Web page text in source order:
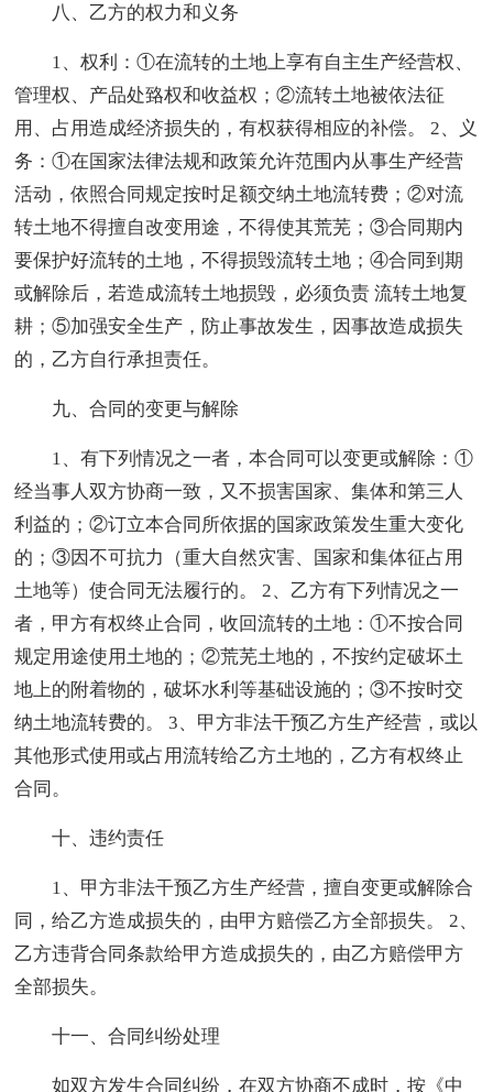
八、乙方的权力和义务
1、权利：①在流转的土地上享有自主生产经营权、
管理权、产品处臵权和收益权；②流转土地被依法征
用、占用造成经济损失的，有权获得相应的补偿。 2、义
务：①在国家法律法规和政策允许范围内从事生产经营
活动，依照合同规定按时足额交纳土地流转费；②对流
转土地不得擅自改变用途，不得使其荒芜；③合同期内
要保护好流转的土地，不得损毁流转土地；④合同到期
或解除后，若造成流转土地损毁，必须负责 流转土地复
耕；⑤加强安全生产，防止事故发生，因事故造成损失
的，乙方自行承担责任。
九、合同的变更与解除
1、有下列情况之一者，本合同可以变更或解除：①
经当事人双方协商一致，又不损害国家、集体和第三人
利益的；②订立本合同所依据的国家政策发生重大变化
的；③因不可抗力（重大自然灾害、国家和集体征占用
土地等）使合同无法履行的。 2、乙方有下列情况之一
者，甲方有权终止合同，收回流转的土地：①不按合同
规定用途使用土地的；②荒芜土地的，不按约定破坏土
地上的附着物的，破坏水利等基础设施的；③不按时交
纳土地流转费的。 3、甲方非法干预乙方生产经营，或以
其他形式使用或占用流转给乙方土地的，乙方有权终止
合同。
十、违约责任
1、甲方非法干预乙方生产经营，擅自变更或解除合
同，给乙方造成损失的，由甲方赔偿乙方全部损失。 2、
乙方违背合同条款给甲方造成损失的，由乙方赔偿甲方
全部损失。
十一、合同纠纷处理
如双方发生合同纠纷，在双方协商不成时，按《中